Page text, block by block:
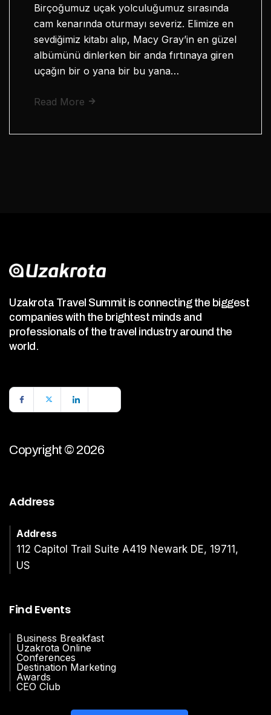
Birçoğumuz uçak yolculuğumuz sırasında
cam kenarında oturmayı severiz. Elimize en
sevdiğimiz kitabı alıp, Macy Gray’in en güzel
albümünü dinlerken bir anda fırtınaya giren
uçağın bir o yana bir bu yana…
Read More
Uzakrota Travel Summit is connecting the biggest
companies with the brightest minds and
professionals of the travel industry around the
world.
Copyright © 2026
Address
Address
112 Capitol Trail Suite A419 Newark DE, 19711,
US
Find Events
Business Breakfast
Uzakrota Online
Conferences
Destination Marketing
Awards
CEO Club